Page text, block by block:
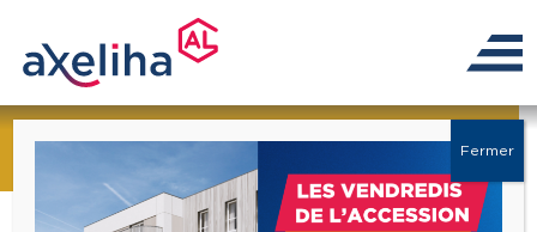
← Retour à la liste Fermer